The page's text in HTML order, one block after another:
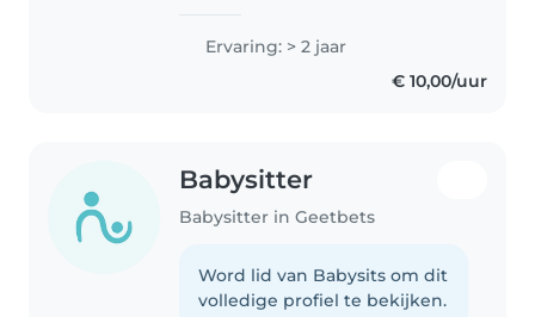
welzijnswetenschappen. Als
hobby's doe ik dansen en ik ben
nu mijn tweede jaar leiding bij
Ervaring: > 2 jaar
€ 10,00/uur
Babysitter
Babysitter in Geetbets
Word lid van Babysits om dit
volledige profiel te bekijken.